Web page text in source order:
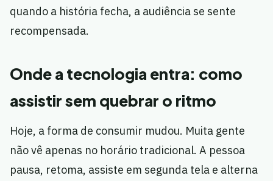
quando a história fecha, a audiência se sente
recompensada.
Onde a tecnologia entra: como
assistir sem quebrar o ritmo
Hoje, a forma de consumir mudou. Muita gente
não vê apenas no horário tradicional. A pessoa
pausa, retoma, assiste em segunda tela e alterna